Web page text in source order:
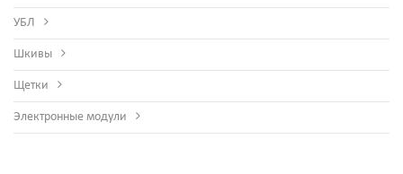
УБЛ
Шкивы
Щетки
Электронные модули